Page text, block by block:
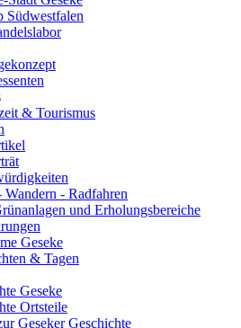
Südwestfalen
& Tourismus
Wandern - Radfahren
und Erholungsbereiche
Geseke
& Tagen
Geseke
Ortsteile
Geseker Geschichte